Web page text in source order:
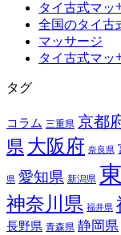
タイ古式マッ
全国のタイ古
マッサージ
タイ古式マッ
タグ
コラム 三重県 京都
県 大阪府 奈良県
県 愛知県 新潟県
神奈川県 福井県
長野県 青森県 静岡県